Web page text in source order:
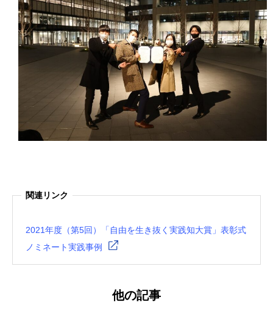
関連リンク
2021年度（第5回）「自由を生き抜く実践知大賞」表彰式
ノミネート実践事例
他の記事